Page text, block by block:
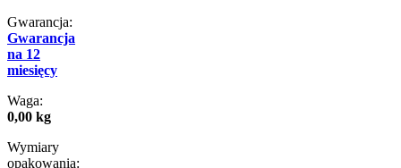
Gwarancja:
Gwarancja
na 12
miesięcy
Waga:
0,00 kg
Wymiary
opakowania: